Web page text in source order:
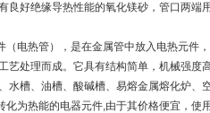
良好绝缘导热性能的氧化镁砂，管口两
（电热管），是在金属管中放入电热元件
艺处理而成。它具有结构简单，机械强度
水槽、油槽、酸碱槽、易熔金属熔化炉、
化为热能的电器元件,由于其价格便宜，使